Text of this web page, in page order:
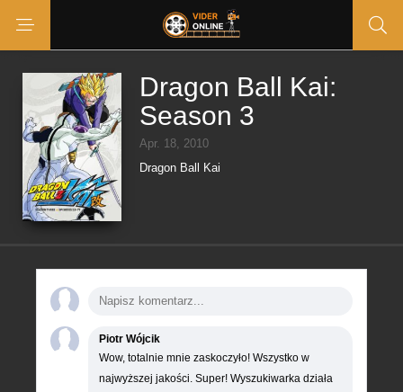
Dragon Ball Kai:
Season 3
Apr. 18, 2010
Dragon Ball Kai
Piotr Wójcik
Wow, totalnie mnie zaskoczyło! Wszystko w
najwyższej jakości. Super! Wyszukiwarka działa